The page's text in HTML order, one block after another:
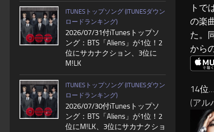
トで
の楽
た。
から
14位
(アル
ITUNESトップソング (ITUNESダウン
ロードランキング)
2026/07/31付iTunesトップソ
ング：BTS「Aliens」が1位！2
位にサカナクション、3位に
M!LK
ITUNESトップソング (ITUNESダウン
ロードランキング)
2026/07/30付iTunesトップソ
ング：BTS「Aliens」が1位！2
位にM!LK、3位にサカナクショ